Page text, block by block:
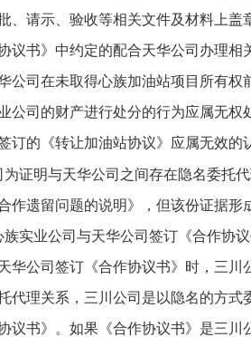
、请示、验收等相关文件及材料上盖
议书》中约定的配合天华公司办理相
公司在未取得心族加油站项目所有权
公司的财产进行处分的行为应属无权
订的《转让加油站协议》应属无效的
为证明与天华公司之间存在隐名委托
作遗留问题的说明》，但该份证据形
族实业公司与天华公司签订《合作协
华公司签订《合作协议书》时，三川
代理关系，三川公司是以隐名的方式
议书》。如果《合作协议书》是三川